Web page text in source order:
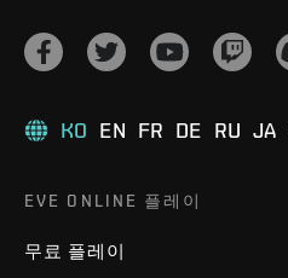
KO EN FR DE RU JA
EVE ONLINE 플레이
무료 플레이